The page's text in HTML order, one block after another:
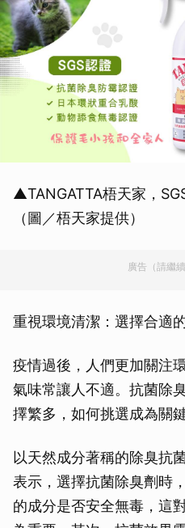
▲TANGATTA梧天家，
（圖／梧天家提供）
廣告（請繼
重視環境清潔：選擇合適
疫情過後，人們更加關注
氣味常讓人不適。抗菌除
擇繁多，如何挑選成為關鍵
以天然成分著稱的除臭抗
表示，選擇抗菌除臭劑時
的成分是否安全無毒，這